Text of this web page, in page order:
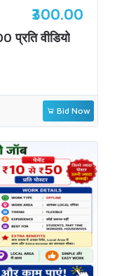
₹300.00
प्रति वीडियो
Bid Now